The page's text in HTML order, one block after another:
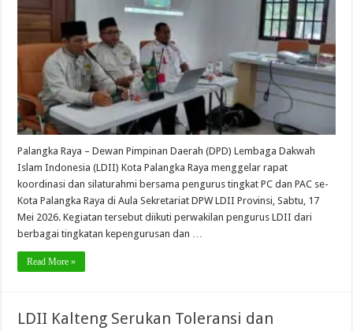
Palangka Raya – Dewan Pimpinan Daerah (DPD) Lembaga Dakwah
Islam Indonesia (LDII) Kota Palangka Raya menggelar rapat
koordinasi dan silaturahmi bersama pengurus tingkat PC dan PAC se-
Kota Palangka Raya di Aula Sekretariat DPW LDII Provinsi, Sabtu, 17
Mei 2026. Kegiatan tersebut diikuti perwakilan pengurus LDII dari
berbagai tingkatan kepengurusan dan …
Read More »
LDII Kalteng Serukan Toleransi dan